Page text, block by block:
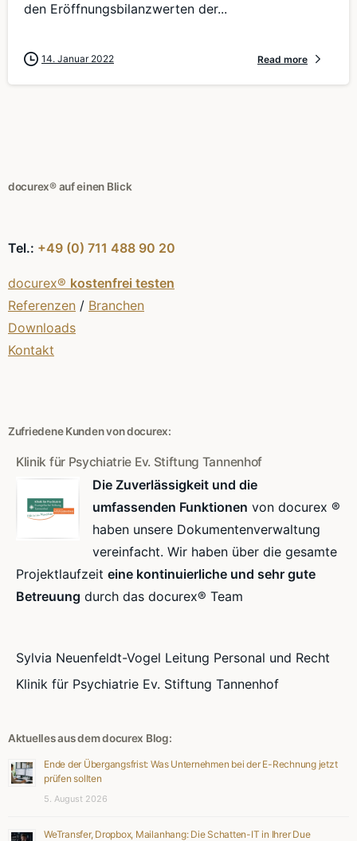
den Eröffnungsbilanzwerten der...
14. Januar 2022 Read more
docurex® auf einen Blick
Tel.: +49 (0) 711 488 90 20
docurex® kostenfrei testen
Referenzen / Branchen
Downloads
Kontakt
Zufriedene Kunden von docurex:
Klinik für Psychiatrie Ev. Stiftung Tannenhof
Die Zuverlässigkeit und die
umfassenden Funktionen von docurex ®
haben unsere Dokumentenverwaltung
vereinfacht. Wir haben über die gesamte
Projektlaufzeit eine kontinuierliche und sehr gute
Betreuung durch das docurex® Team
Sylvia Neuenfeldt-Vogel Leitung Personal und Recht
Klinik für Psychiatrie Ev. Stiftung Tannenhof
Aktuelles aus dem docurex Blog:
Ende der Übergangsfrist: Was Unternehmen bei der E-Rechnung jetzt
prüfen sollten
5. August 2026
WeTransfer, Dropbox, Mailanhang: Die Schatten-IT in Ihrer Due